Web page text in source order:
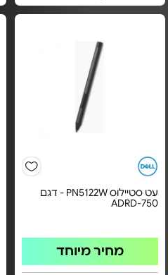
עט סטיילוס PN5122W - דגם
750-ADRD
מחיר מיוחד